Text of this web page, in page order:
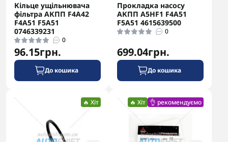
Кільце ущільнювача
фільтра АКПП F4A42
F4A51 F5A51
0746339231
0
96.15грн.
До кошика
Прокладка насосу
АКПП A5HF1 F4A51
F5A51 4615639500
0
699.04грн.
До кошика
🔥 Хіт 🔥 Хіт 👌 рекомендуємо